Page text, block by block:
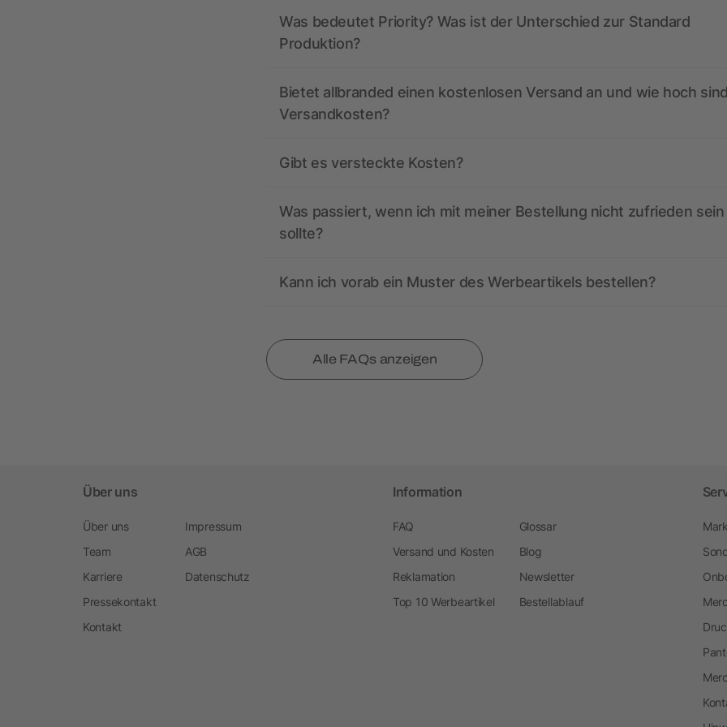
Was bedeutet Priority? Was ist der Unterschied zur Standard
Produktion?
Bietet allbranded einen kostenlosen Versand an und wie hoch
Versandkosten?
Gibt es versteckte Kosten?
Was passiert, wenn ich mit meiner Bestellung nicht zufrieden sein
sollte?
Kann ich vorab ein Muster des Werbeartikels bestellen?
Alle FAQs anzeigen
Über uns
Über uns
Team
Karriere
Pressekontakt
Kontakt
Impressum
AGB
Datenschutz
Information
FAQ
Versand und Kosten
Reklamation
Top 10 Werbeartikel
Glossar
Blog
Newsletter
Bestellablauf